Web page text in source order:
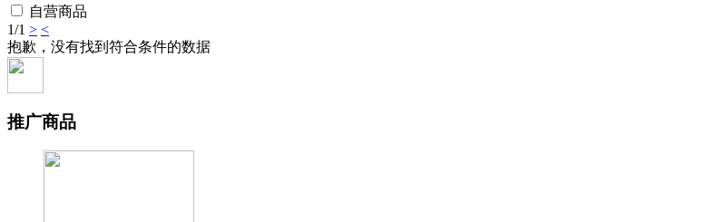
自营商品
1/1 > <
抱歉，没有找到符合条件的数据
推广商品